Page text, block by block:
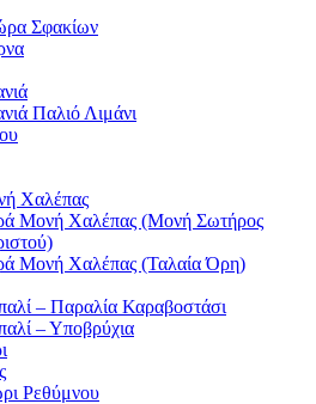
Σφακίων
Παλιό Λιμάνι
Χαλέπας
Μονή Χαλέπας (Μονή Σωτήρος
Μονή Χαλέπας (Ταλαία Όρη)
– Παραλία Καραβοστάσι
– Υποβρύχια
Ρεθύμνου